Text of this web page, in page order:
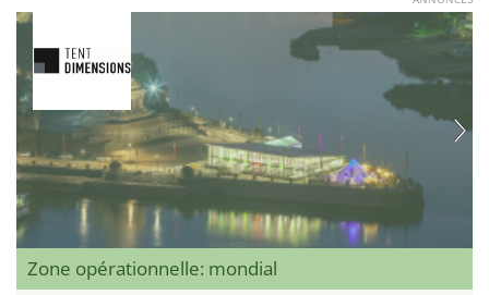
Zone opérationnelle: mondial